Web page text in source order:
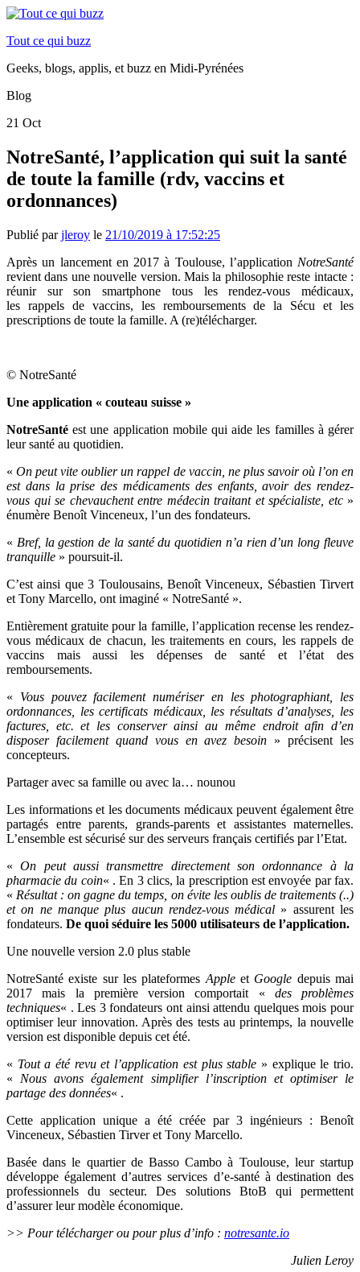
Tout ce qui buzz
Geeks, blogs, applis, et buzz en Midi-Pyrénées
Blog
21 Oct
NotreSanté, l’application qui suit la santé
de toute la famille (rdv, vaccins et
ordonnances)
Publié parjleroy le 21/10/2019 à 17:52:25
Après un lancement en 2017 à Toulouse, l’application NotreSanté
revient dans une nouvelle version. Mais la philosophie reste intacte :
réunir sur son smartphone tous les rendez-vous médicaux,
les rappels de vaccins, les remboursements de la Sécu et les
prescriptions de toute la famille. A (re)télécharger.
© NotreSanté
Une application « couteau suisse »
NotreSantéest une application mobile qui aide les familles à gérer
leur santé au quotidien.
«On peut vite oublier un rappel de vaccin, ne plus savoir où l’on en
est dans la prise des médicaments des enfants, avoir des rendez-
vous qui se chevauchent entre médecin traitant et spécialiste, etc»
énumère Benoît Vinceneux, l’un des fondateurs.
« Bref, la gestion de la santé du quotidien n’a rien d’un long fleuve
tranquille » poursuit-il.
C’est ainsi que 3 Toulousains, Benoît Vinceneux, Sébastien Tirvert
et Tony Marcello, ont imaginé « NotreSanté ».
Entièrement gratuite pour la famille, l’application recense les rendez-
vous médicaux de chacun, les traitements en cours, les rappels de
vaccins mais aussi les dépenses de santé et l’état des
remboursements.
« Vous pouvez facilement numériser en les photographiant, les
ordonnances, les certificats médicaux, les résultats d’analyses, les
factures, etc. et les conserver ainsi au même endroit afin d’en
disposer facilement quand vous en avez besoin » précisent les
concepteurs.
Partager avec sa famille ou avec la… nounou
Les informations et les documents médicaux peuvent également être
partagés entre parents, grands-parents et assistantes maternelles.
L’ensemble est sécurisé sur des serveurs français certifiés par l’Etat.
«On peut aussi transmettre directement son ordonnance à la
pharmacie du coin« . En 3 clics, la prescription est envoyée par fax.
« Résultat : on gagne du temps, on évite les oublis de traitements (..)
et on ne manque plus aucun rendez-vous médical » assurent les
fondateurs. De quoi séduire les 5000 utilisateurs de l’application.
Une nouvelle version 2.0 plus stable
NotreSanté existe sur les plateformes Appleet Google depuis mai
2017 mais la première version comportait « des problèmes
techniques« . Les 3 fondateurs ont ainsi attendu quelques mois pour
optimiser leur innovation. Après des tests au printemps, la nouvelle
version est disponible depuis cet été.
« Tout a été revu et l’application est plus stable » explique le trio.
« Nous avons également simplifier l’inscription et optimiser le
partage des données« .
Cette application unique a été créée par 3 ingénieurs : Benoît
Vinceneux, Sébastien Tirver et Tony Marcello.
Basée dans le quartier de Basso Cambo à Toulouse, leur startup
développe également d’autres services d’e-santé à destination des
professionnels du secteur. Des solutions BtoB qui permettent
d’assurer leur modèle économique.
>> Pour télécharger ou pour plus d’info : notresante.io
Julien Leroy